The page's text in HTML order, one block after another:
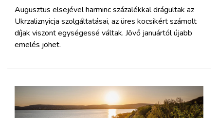
Augusztus elsejével harminc százalékkal drágultak az
Ukrzaliznyicja szolgáltatásai, az üres kocsikért számolt
díjak viszont egységessé váltak. Jövő januártól újabb
emelés jöhet.